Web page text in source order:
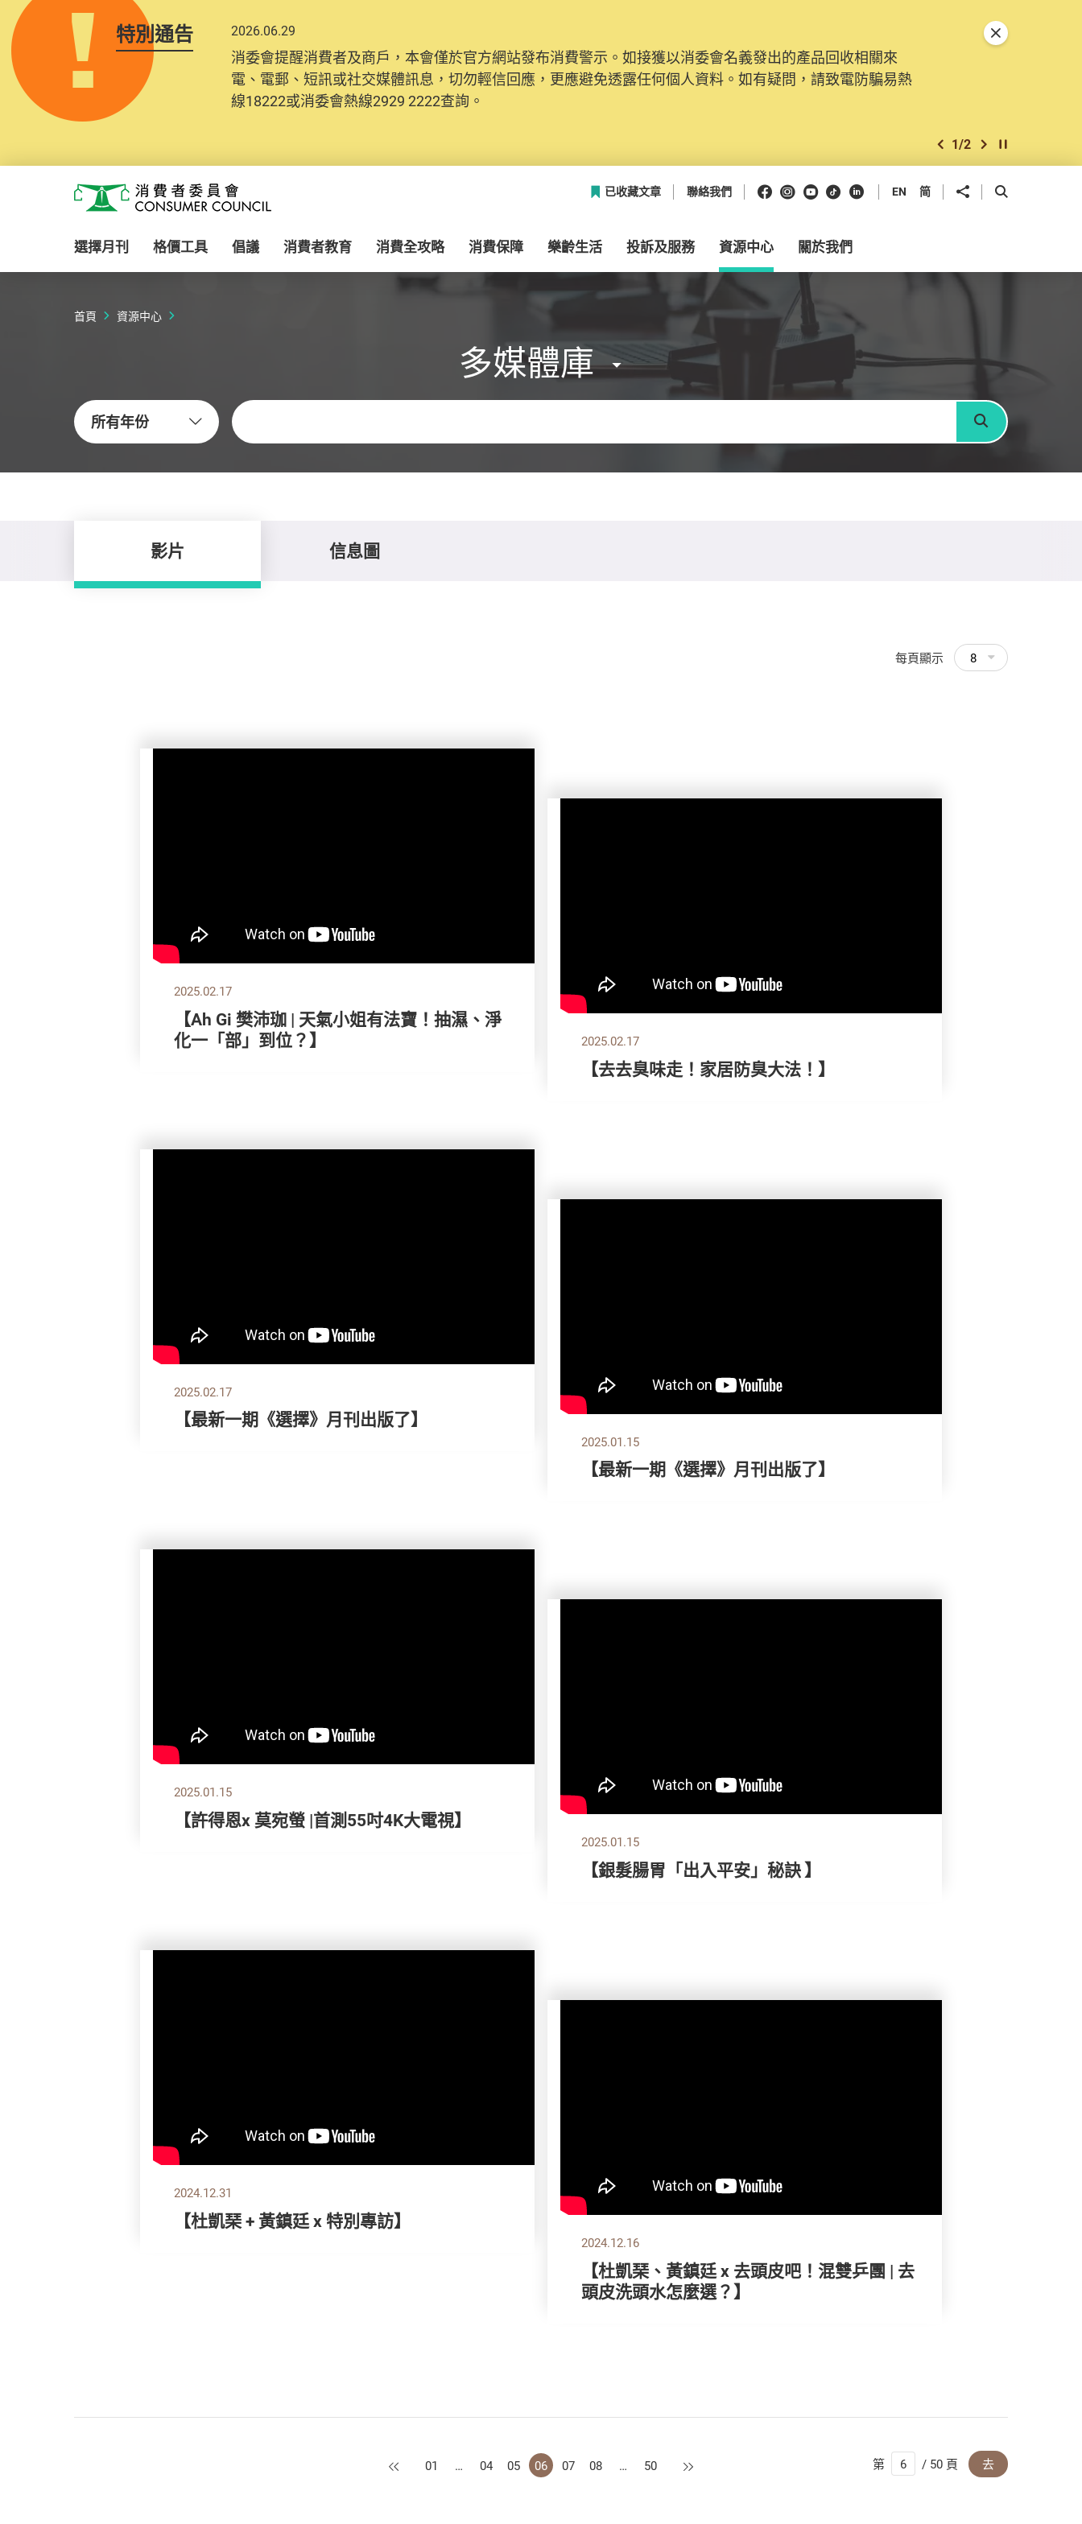
特別通告 2026.06.29
消委會提醒消費者及商戶，本會僅於官方網站發布消費警示。如接獲以消委會名義發出的產品回收相關來
電、電郵、短訊或社交媒體訊息，切勿輕信回應，更應避免透露任何個人資料。如有疑問，請致電防騙易熱
線18222或消委會熱線2929 2222查詢。
2025.10.31
為提升使用者體驗及網絡安全，本會的投訴處理系統已經進行升級及推出新功能。由2025年11月10日起，
消費者需要提供基本聯絡資料（包括姓名、電郵及電話）註冊帳戶，才可提交投訴、查詢及建議。所有提交
紀錄將清晰整合於帳戶中，方便日後作出跟進。
上一個
2/2 下一個開始/暫停幻燈
關閉特別通告
消費者委員會
已收藏文章 聯絡我們 Facebook
Instagram
Youtube
抖音領英 EN 简 分享到 開啟搜尋框
選擇月刊 格價工具 倡議 消費者教育 消費全攻略 消費保障 樂齡生活 投訴及服務 資源中心 關於我們
首頁 資源中心
多媒體庫
所有年份
關鍵字
搜尋
影片 信息圖
每頁顯示 8
2025.02.17
【Ah Gi 樊沛珈 | 天氣小姐有法寶！抽濕、淨
化一「部」到位？】
2025.02.17
【去去臭味走！家居防臭大法！】
2025.02.17
【最新一期《選擇》月刊出版了】
2025.01.15
【最新一期《選擇》月刊出版了】
2025.01.15
【許得恩x 莫宛螢 |首測55吋4K大電視】
2025.01.15
【銀髮腸胃「出入平安」秘訣 】
2024.12.31
【杜凱琹 + 黃鎮廷 x 特別專訪】
2024.12.16
【杜凱琹、黃鎮廷 x 去頭皮吧！混雙乒團 | 去
頭皮洗頭水怎麼選？】
上一頁
01 … 04 05 06 07 08 … 50 下一頁 第 / 50 頁 去